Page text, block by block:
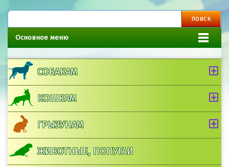
Основное меню
СОБАКАМ
КОШКАМ
ГРЫЗУНАМ
ЖИВОТНЫЕ, ПОПУГАИ